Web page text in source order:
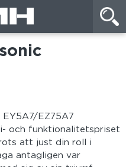
EY5A7/EZ75A7
och funktionalitetspriset
att just din roll i
antagligen var